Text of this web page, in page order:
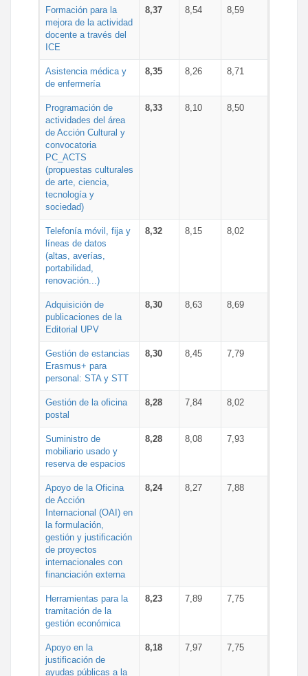
Formación para la
mejora de la actividad
docente a través del
ICE
8,37 8,54 8,59
Asistencia médica y
de enfermería
8,35 8,26 8,71
Programación de
actividades del área
de Acción Cultural y
convocatoria
PC_ACTS
(propuestas culturales
de arte, ciencia,
tecnología y
sociedad)
8,33 8,10 8,50
Telefonía móvil, fija y
líneas de datos
(altas, averías,
portabilidad,
renovación...)
8,32 8,15 8,02
Adquisición de
publicaciones de la
Editorial UPV
8,30 8,63 8,69
Gestión de estancias
Erasmus+ para
personal: STA y STT
8,30 8,45 7,79
Gestión de la oficina
postal
8,28 7,84 8,02
Suministro de
mobiliario usado y
reserva de espacios
8,28 8,08 7,93
Apoyo de la Oficina
de Acción
Internacional (OAI) en
la formulación,
gestión y justificación
de proyectos
internacionales con
financiación externa
8,24 8,27 7,88
Herramientas para la
tramitación de la
gestión económica
8,23 7,89 7,75
Apoyo en la
justificación de
ayudas públicas a la
8,18 7,97 7,75